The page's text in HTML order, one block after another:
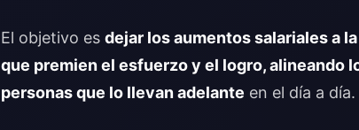
El objetivo es dejar los aumentos salariales a
que premien el esfuerzo y el logro, alineando
personas que lo llevan adelante en el día a día.